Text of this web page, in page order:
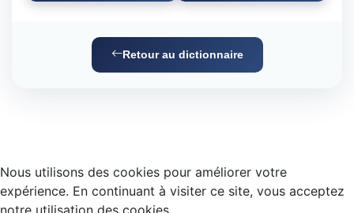
Retour au dictionnaire
Nous utilisons des cookies pour améliorer votre
expérience. En continuant à visiter ce site, vous acceptez
notre utilisation des cookies.